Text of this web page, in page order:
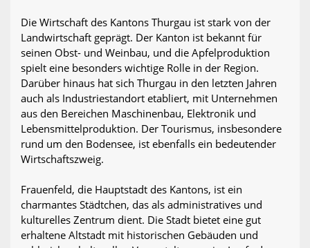
Die Wirtschaft des Kantons Thurgau ist stark von der
Landwirtschaft geprägt. Der Kanton ist bekannt für
seinen Obst- und Weinbau, und die Apfelproduktion
spielt eine besonders wichtige Rolle in der Region.
Darüber hinaus hat sich Thurgau in den letzten Jahren
auch als Industriestandort etabliert, mit Unternehmen
aus den Bereichen Maschinenbau, Elektronik und
Lebensmittelproduktion. Der Tourismus, insbesondere
rund um den Bodensee, ist ebenfalls ein bedeutender
Wirtschaftszweig.
Frauenfeld, die Hauptstadt des Kantons, ist ein
charmantes Städtchen, das als administratives und
kulturelles Zentrum dient. Die Stadt bietet eine gut
erhaltene Altstadt mit historischen Gebäuden und